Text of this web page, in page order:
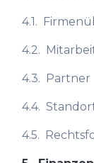
4.1.
4.2.
4.3. Partner
4.4.
4.5.